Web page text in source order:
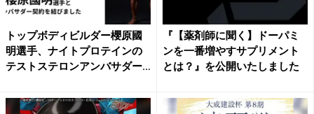
トップボディビルダー櫻原國
明選手、ナイトプロテインの
テストステロンアンバサダー
『【薬剤師に聞く】ドーパミ
ンを一番増やすサプリメント
とは？』を公開いたしました